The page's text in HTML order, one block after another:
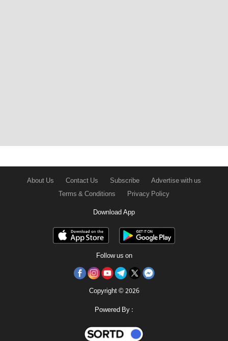
About Us Contact Us Subscribe
Advertise with us
Terms & Conditions
Privacy Policy
Download App
Follow us on
Copyright © 2026
Powered By :